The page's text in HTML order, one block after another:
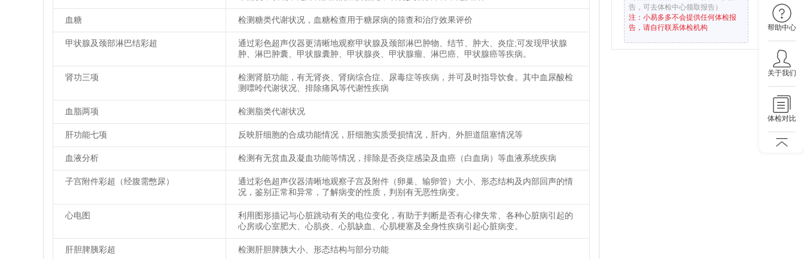
帮助中心
关于我们
体检对比
血糖 检测糖类代谢状况，血糖检查用于糖尿病的筛查和治疗效果评价
甲状腺及颈部淋巴结彩超
通过彩色超声仪器更清晰地观察甲状腺及颈部淋巴肿物、结节、肿大、炎症;可发现甲状腺
肿、淋巴肿囊、甲状腺囊肿、甲状腺炎、甲状腺瘤、淋巴癌、甲状腺癌等疾病。
肾功三项
检测肾脏功能，有无肾炎、肾病综合症、尿毒症等疾病，并可及时指导饮食。其中血尿酸检
测嘌呤代谢状况、排除痛风等代谢性疾病
血脂两项 检测脂类代谢状况
肝功能七项 反映肝细胞的合成功能情况，肝细胞实质受损情况，肝内、外胆道阻塞情况等
血液分析 检测有无贫血及凝血功能等情况，排除是否炎症感染及血癌（白血病）等血液系统疾病
子宫附件彩超（经腹需憋尿）
通过彩色超声仪器清晰地观察子宫及附件（卵巢、输卵管）大小、形态结构及内部回声的情
况，鉴别正常和异常，了解病变的性质，判别有无恶性病变。
心电图
利用图形描记与心脏跳动有关的电位变化，有助于判断是否有心律失常、各种心脏病引起的
心房或心室肥大、心肌炎、心肌缺血、心肌梗塞及全身性疾病引起心脏病变。
肝胆脾胰彩超 检测肝胆脾胰大小、形态结构与部分功能
告，可去体检中心领取报告）
注：小易多多不会提供任何体检报
告，请自行联系体检机构